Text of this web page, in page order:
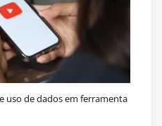
uso de dados em ferramenta